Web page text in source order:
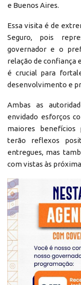
e Buenos Aires.
Essa visita é de
Seguro, pois
governador e o
relação de confiança
é crucial para
desenvolvimento e
Ambas as
envidado esforços
maiores benefícios
terão reflexos
entregues, mas
com vistas às